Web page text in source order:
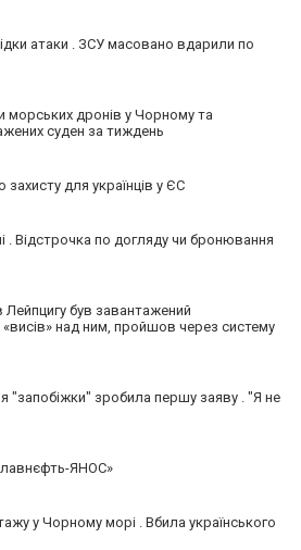
атаки . ЗСУ масовано вдарили по
морських дронів у Чорному та
суден за тиждень
для українців у ЄС
Відстрочка по догляду чи бронювання
Лейпцигу був завантажений
над ним, пройшов через систему
"запобіжки" зробила першу заяву . "Я не
ЯНОС»
у Чорному морі . Вбила українського